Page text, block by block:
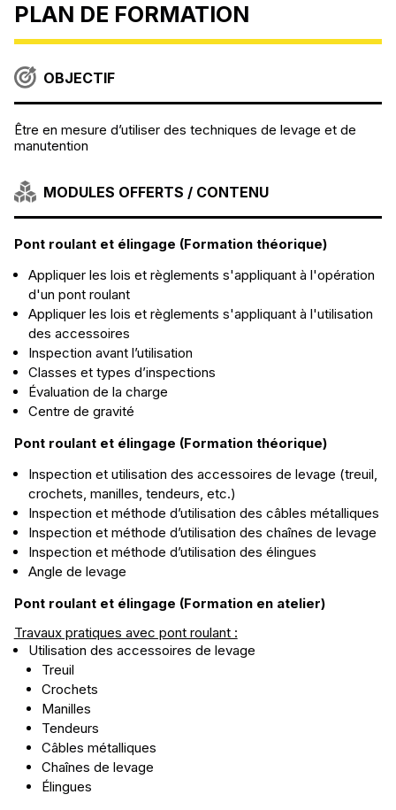
PLAN DE FORMATION
OBJECTIF
Être en mesure d’utiliser des techniques de levage et de
manutention
MODULES OFFERTS / CONTENU
Pont roulant et élingage (Formation théorique)
Appliquer les lois et règlements s'appliquant à l'opération
d'un pont roulant
Appliquer les lois et règlements s'appliquant à l'utilisation
des accessoires
Inspection avant l’utilisation
Classes et types d’inspections
Évaluation de la charge
Centre de gravité
Pont roulant et élingage (Formation théorique)
Inspection et utilisation des accessoires de levage (treuil,
crochets, manilles, tendeurs, etc.)
Inspection et méthode d’utilisation des câbles métalliques
Inspection et méthode d’utilisation des chaînes de levage
Inspection et méthode d’utilisation des élingues
Angle de levage
Pont roulant et élingage (Formation en atelier)
Travaux pratiques avec pont roulant :
Utilisation des accessoires de levage
Treuil
Crochets
Manilles
Tendeurs
Câbles métalliques
Chaînes de levage
Élingues